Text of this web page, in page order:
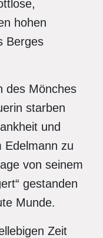
hohen
Berges
des Mönches
starben
und
Edelmann zu
von seinem
gestanden
Munde.
Zeit